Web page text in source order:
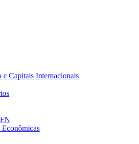
Capitais Internacionais